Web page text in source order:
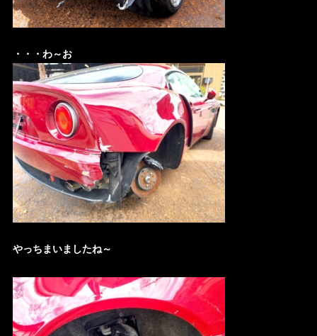
・・・わ～お
やっちまいましたね～